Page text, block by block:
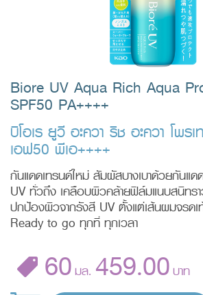
Biore UV Aqua Rich Aqua
SPF50 PA++++
บิโอเร ยูวี อะควา ริช อะควา โพร
เอฟ50 พีเอ++++
กันแดดเทรนด์ใหม่ สัมผัสบางเบาด้วยกันแ
UV ทั่วถึง เคลือบผิวคล้ายฟิล์มแนบสนิทร
ปกป้องผิวจากรังสี UV ตั้งแต่เส้นผมจรด
Ready to go ทุกที่ ทุกเวลา
60มล. 459.00บาท